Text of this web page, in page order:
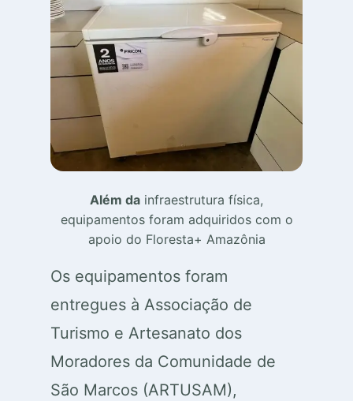
Além da infraestrutura física,
equipamentos foram adquiridos com o
apoio do Floresta+ Amazônia
Os equipamentos foram
entregues à Associação de
Turismo e Artesanato dos
Moradores da Comunidade de
São Marcos (ARTUSAM),